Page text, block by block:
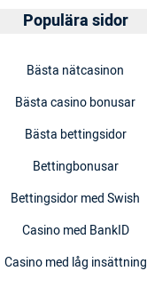
Populära sidor
Bästa nätcasinon
Bästa casino bonusar
Bästa bettingsidor
Bettingbonusar
Bettingsidor med Swish
Casino med BankID
Casino med låg insättning